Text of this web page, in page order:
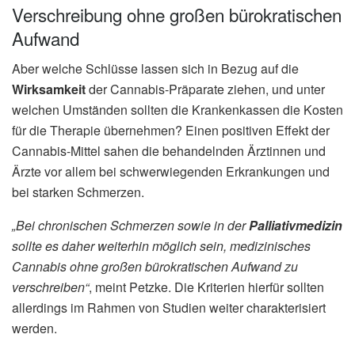
Verschreibung ohne großen bürokratischen
Aufwand
Aber welche Schlüsse lassen sich in Bezug auf die
Wirksamkeitder Cannabis-Präparate ziehen, und unter
welchen Umständen sollten die Krankenkassen die Kosten
für die Therapie übernehmen? Einen positiven Effekt der
Cannabis-Mittel sahen die behandelnden Ärztinnen und
Ärzte vor allem bei schwerwiegenden Erkrankungen und
bei starken Schmerzen.
„Bei chronischen Schmerzen sowie in derPalliativmedizin
sollte es daher weiterhin möglich sein, medizinisches
Cannabis ohne großen bürokratischen Aufwand zu
verschreiben“, meint Petzke. Die Kriterien hierfür sollten
allerdings im Rahmen von Studien weiter charakterisiert
werden.